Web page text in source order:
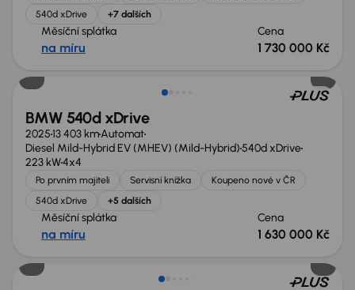
540d xDrive
+7 dalších
Měsíční splátka
na míru
Cena
1 730 000 Kč
Zlevněno o 200 000 Kč
BMW 540d xDrive
202513 403 kmAutomat
Diesel Mild-Hybrid EV (MHEV) (Mild-Hybrid)540d xDrive
223 kW4x4
Po prvním majiteli Servisní knížka
Koupeno nové v ČR
540d xDrive
+5 dalších
Měsíční splátka
na míru
Cena
1 630 000 Kč
Zlevněno o 120 000 Kč